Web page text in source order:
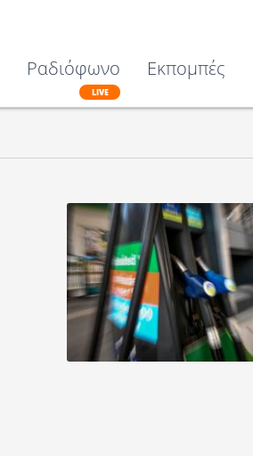
Ραδιόφωνο
LIVE
Εκπομπές